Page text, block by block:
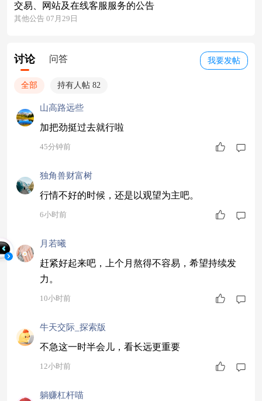
交易、网站及在线客服服务的公告
其他公告 07月29日
我要发帖
讨论 问答
全部 持有人帖 82
山高路远些
加把劲挺过去就行啦
45分钟前
独角兽财富树
行情不好的时候，还是以观望为主吧。
6小时前
月若曦
赶紧好起来吧，上个月熬得不容易，希望持续发
力。
10小时前
牛天交际_探索版
不急这一时半会儿，看长远更重要
12小时前
躺赚杠杆喵